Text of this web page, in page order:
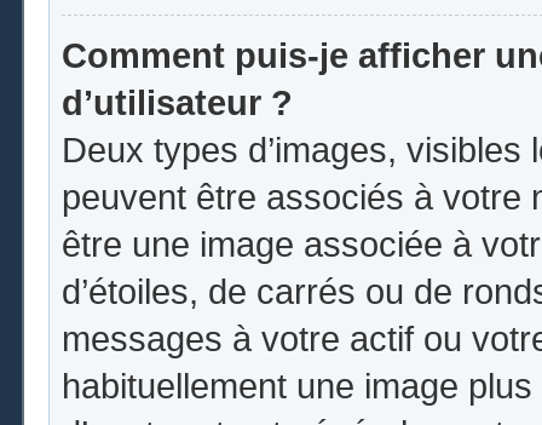
Comment puis-je afficher
d’utilisateur ?
Deux types d’images,
peuvent être associés à votre
être une image associée à
d’étoiles, de carrés ou de
messages à votre actif ou
habituellement une image